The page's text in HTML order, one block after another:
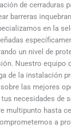
de cerraduras
barreras
en la
un nivel de
Nuestro equipo
de la instalación
las mejores
necesidades de
multipunto hasta
a